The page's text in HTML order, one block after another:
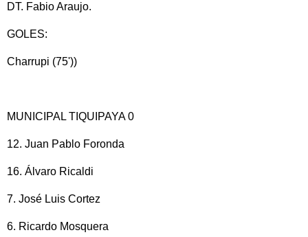
DT. Fabio Araujo.
GOLES:
Charrupi (75'))
MUNICIPAL TIQUIPAYA 0
12. Juan Pablo Foronda
16. Álvaro Ricaldi
7. José Luis Cortez
6. Ricardo Mosquera